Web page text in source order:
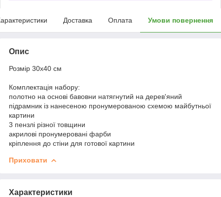
Доставка Оплата Умови повернення
Опис
Розмір 30x40 см
Комплектація набору:
полотно на основі бавовни натягнутий на дерев'яний
підрамник із нанесеною пронумерованою схемою майбутньої
картини
3 пензлі різної товщини
акрилові пронумеровані фарби
кріплення до стіни для готової картини
Приховати
Характеристики